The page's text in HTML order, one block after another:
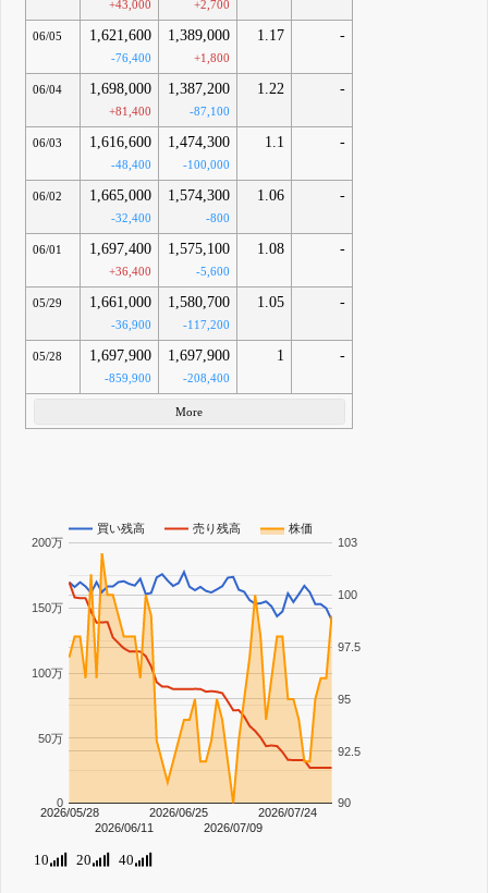
+43,000 +2,700
06/05 1,621,600
-76,400
1,389,000
+1,800
1.17 -
06/04 1,698,000
+81,400
1,387,200
-87,100
1.22 -
06/03 1,616,600
-48,400
1,474,300
-100,000
1.1 -
06/02 1,665,000
-32,400
1,574,300
-800
1.06 -
06/01 1,697,400
+36,400
1,575,100
-5,600
1.08 -
05/29 1,661,000
-36,900
1,580,700
-117,200
1.05 -
05/28 1,697,900
-859,900
1,697,900
-208,400
1 -
More
買い残高 売り残高 株価
2026/05/28
2026/06/11
2026/06/25
2026/07/09
2026/07/24
0
50万
100万
150万
200万
90
92.5
95
97.5
100
103
10 20 40